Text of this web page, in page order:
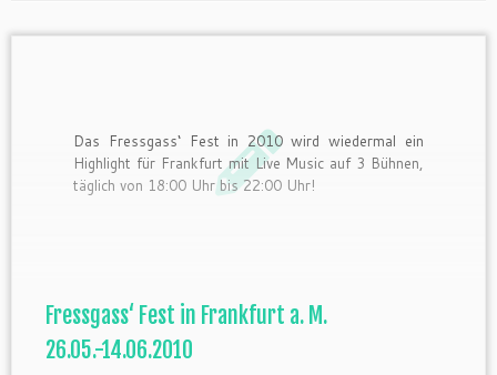
Das Fressgass‘ Fest in 2010 wird wiedermal ein
Highlight für Frankfurt mit Live Music auf 3 Bühnen,
täglich von 18:00 Uhr bis 22:00 Uhr!
Fressgass‘ Fest in Frankfurt a. M.
26.05.-14.06.2010